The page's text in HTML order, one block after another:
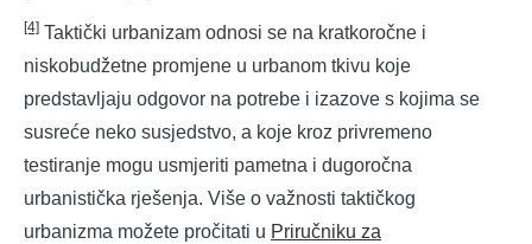
[4] Taktički urbanizam odnosi se na kratkoročne i
niskobudžetne promjene u urbanom tkivu koje
predstavljaju odgovor na potrebe i izazove s kojima se
susreće neko susjedstvo, a koje kroz privremeno
testiranje mogu usmjeriti pametna i dugoročna
urbanistička rješenja. Više o važnosti taktičkog
urbanizma možete pročitati u Priručniku za